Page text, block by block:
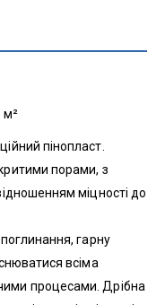
м²
пінопласт.
порами, з
міцності до
гарну
всіма
процесами. Дрібна